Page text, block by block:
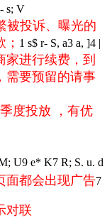
s; V
被投诉、曝光的
1 s$ r- S, a3 a, ]4 |
家进行续费，到
需要预留的请事
度投放 ，有优
U9 e* K7 R; S. u. d
面都会出现广告7
对联